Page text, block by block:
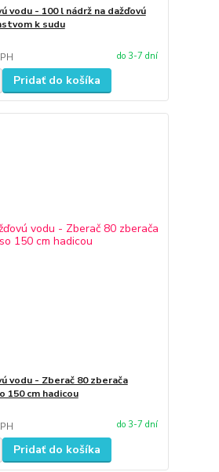
vodu - 100 l nádrž na dažďovú
k sudu
do 3-7 dní
Pridať do košíka
vodu - Zberač 80 zberača
150 cm hadicou
do 3-7 dní
Pridať do košíka